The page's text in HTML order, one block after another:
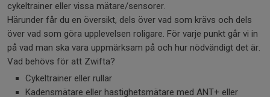
cykeltrainer eller vissa mätare/sensorer.
Härunder får du en översikt, dels över vad som krävs och dels
över vad som göra upplevelsen roligare. För varje punkt går vi in
på vad man ska vara uppmärksam på och hur nödvändigt det är.
Vad behövs för att Zwifta?
Cykeltrainer eller rullar
Kadensmätare eller hastighetsmätare med ANT+ eller